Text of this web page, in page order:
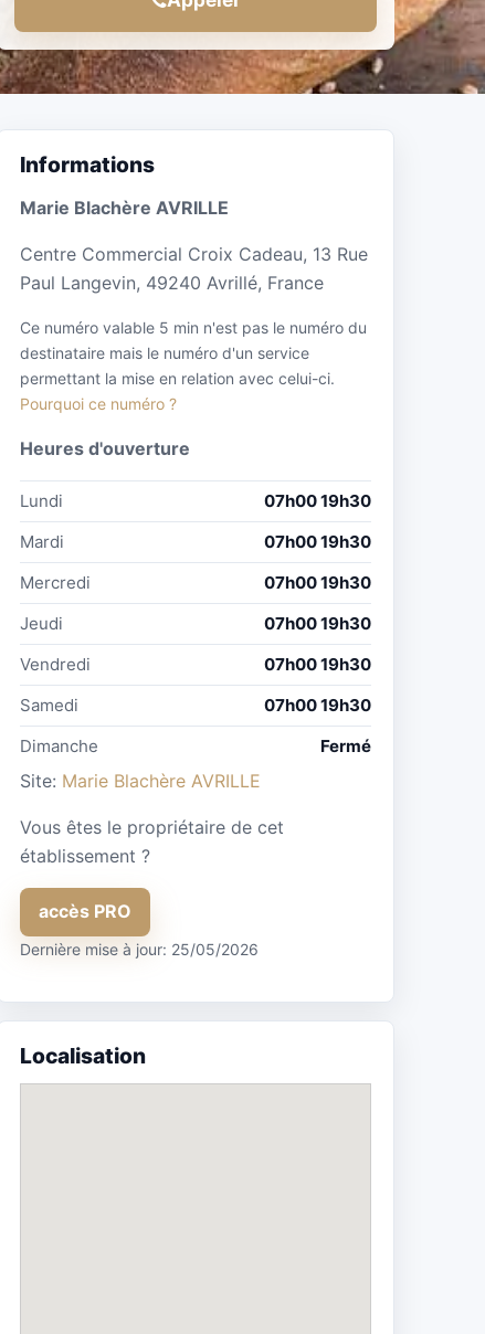
Informations
Marie Blachère AVRILLE
Centre Commercial Croix Cadeau, 13 Rue
Paul Langevin, 49240 Avrillé, France
Ce numéro valable 5 min n'est pas le numéro du
destinataire mais le numéro d'un service
permettant la mise en relation avec celui-ci.
Pourquoi ce numéro ?
Heures d'ouverture
Lundi
07h00 19h30
Mardi
07h00 19h30
Mercredi
07h00 19h30
Jeudi
07h00 19h30
Vendredi
07h00 19h30
Samedi
07h00 19h30
Dimanche
Fermé
Site: Marie Blachère AVRILLE
Vous êtes le propriétaire de cet
établissement ?
accès PRO
Dernière mise à jour: 25/05/2026
Localisation